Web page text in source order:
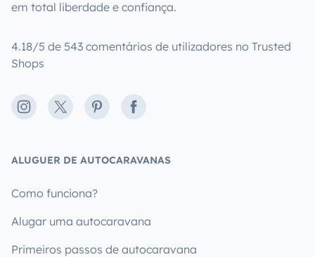
em total liberdade e confiança.
4.18/5 de 543 comentários de utilizadores no Trusted
Shops
Instagram
X PinterestFacebook
ALUGUER DE AUTOCARAVANAS
Como funciona?
Alugar uma autocaravana
Primeiros passos de autocaravana